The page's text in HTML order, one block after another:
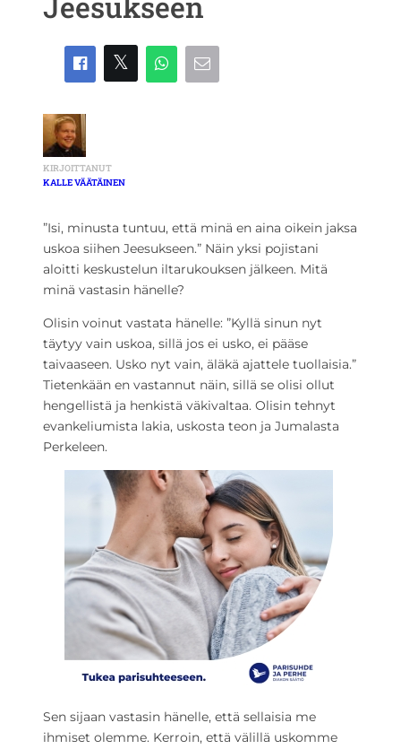
KIRJOITTANUT
KALLE VÄÄTÄINEN
”Isi, minusta tuntuu, että minä en aina oikein jaksa
uskoa siihen Jeesukseen.” Näin yksi pojistani
aloitti keskustelun iltarukouksen jälkeen. Mitä
minä vastasin hänelle?
Olisin voinut vastata hänelle: ”Kyllä sinun nyt
täytyy vain uskoa, sillä jos ei usko, ei pääse
taivaaseen. Usko nyt vain, äläkä ajattele tuollaisia.”
Tietenkään en vastannut näin, sillä se olisi ollut
hengellistä ja henkistä väkivaltaa. Olisin tehnyt
evankeliumista lakia, uskosta teon ja Jumalasta
Perkeleen.
Sen sijaan vastasin hänelle, että sellaisia me
ihmiset olemme. Kerroin, että välillä uskomme